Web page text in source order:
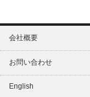
会社概要
お問い合わせ
English